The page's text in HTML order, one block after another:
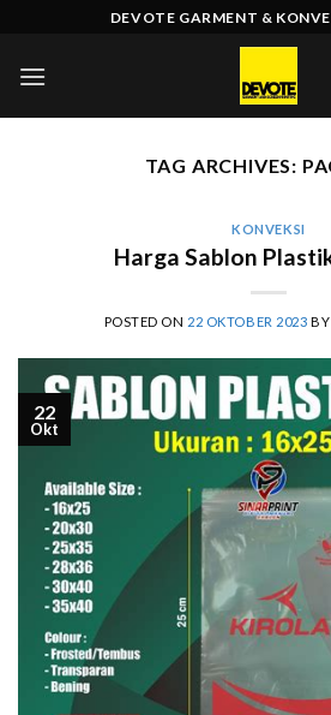
content
DEVOTE GARMENT &
TAG ARCHIVES:
KONVEKSI
Harga Sablon
POSTED ON 22 OKTOBER 2023 BY
22
Okt